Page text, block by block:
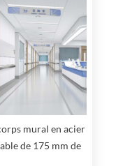
mural en acier
de 175 mm de